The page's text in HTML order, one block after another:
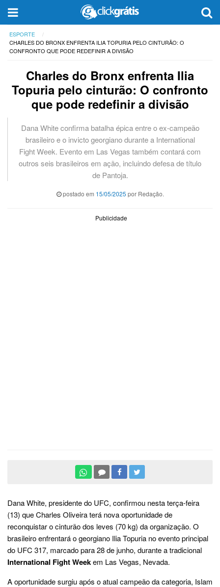
ESPORTE
CHARLES DO BRONX ENFRENTA ILIA TOPURIA PELO CINTURÃO: O
CONFRONTO QUE PODE REDEFINIR A DIVISÃO
Charles do Bronx enfrenta Ilia
Topuria pelo cinturão: O confronto
que pode redefinir a divisão
Dana White confirma batalha épica entre o ex-campeão
brasileiro e o invicto georgiano durante a International
Fight Week. Evento em Las Vegas também contará com
outros seis brasileiros em ação, incluindo defesa de título
de Pantoja.
postado em 15/05/2025 por Redação.
Publicidade
Dana White, presidente do UFC, confirmou nesta terça-feira
(13) que Charles Oliveira terá nova oportunidade de
reconquistar o cinturão dos leves (70 kg) da organização. O
brasileiro enfrentará o georgiano Ilia Topuria no evento principal
do UFC 317, marcado para 28 de junho, durante a tradicional
International Fight Weekem Las Vegas, Nevada.
A oportunidade surgiu após o atual campeão da categoria, Islam